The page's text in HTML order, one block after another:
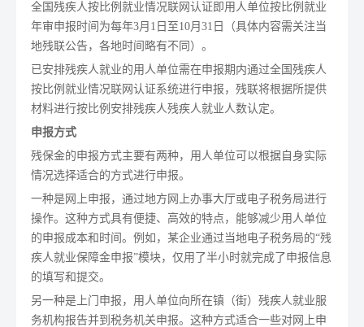
全国残疾人按比例就业情况联网认证即用人单位按比例就业
年审申报时间为每年3月1日至10月31日（具体内容需关注当
地残联公告，各地时间略有不同）。
已安排残疾人就业的用人单位需在申报期内通过全国残疾人
按比例就业情况联网认证系统进行申报，残联将根据所提供
材料进行按比例安排残疾人残疾人就业人数认定。
申报方式
残保金的申报方式主要有两种，用人单位可以根据自身实际
情况选择适合的方式进行申报。
一种是网上申报，通过地方网上办事大厅或电子税务局进行
操作。这种方式具有便捷、高效的特点，能够减少用人单位
的申报成本和时间。例如，某企业通过当地电子税务局的“残
疾人就业保障金申报”模块，仅用了半小时就完成了申报信息
的填写和提交。
另一种是上门申报，用人单位向所在镇（街）残疾人就业服
务机构报告并到税务机关申报。这种方式适合一些对网上申